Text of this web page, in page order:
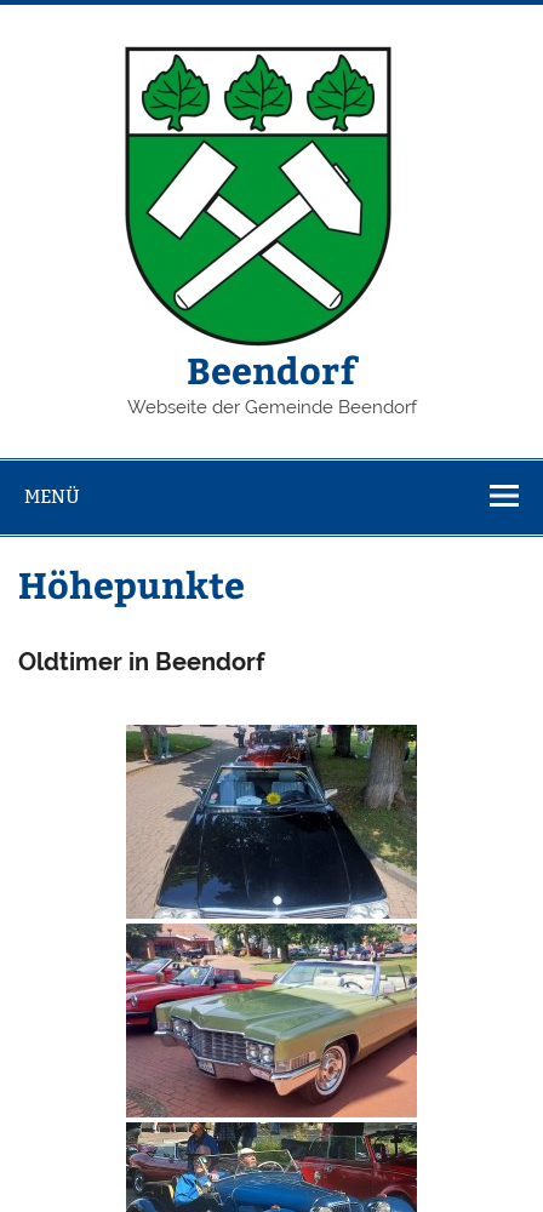
Zum
Beendorf
Webseite der Gemeinde Beendorf
MENÜ
Höhepunkte
Oldtimer in Beendorf